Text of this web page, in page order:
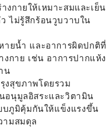
กายให้เหมาะสมและเย็น
ไม่รู้สึกร้อนวูบวาบใน
ายน้ำ และอาการผิดปกติที่
งกาย เช่น อาการปากแห้ง
น
งสุขภาพโดยรวม
อนุมูลอิสระและวิตามิน
บภูมิคุ้มกันให้แข็งแรงขึ้น
ามสมดุล